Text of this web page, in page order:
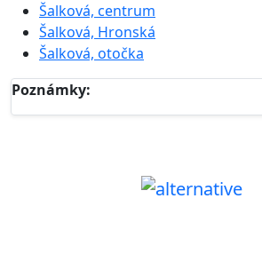
Šalková, centrum
Šalková, Hronská
Šalková, otočka
Poznámky: